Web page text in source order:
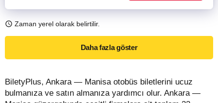
Zaman yerel olarak belirtilir.
Daha fazla göster
BiletyPlus, Ankara — Manisa otobüs biletlerini ucuz
bulmanıza ve satın almanıza yardımcı olur. Ankara —